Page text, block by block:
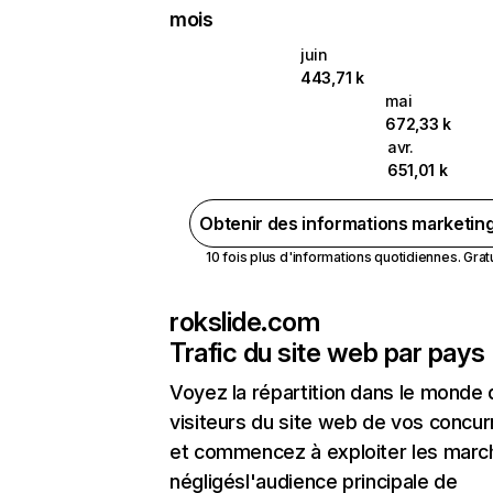
mois
juin
443,71 k
mai
672,33 k
avr.
651,01 k
Obtenir des informations
10 fois plus d'informations quotidiennes.
rokslide.com
Trafic du site web par pays
Voyez la répartition dans le monde
visiteurs du site web de vos
et commencez à exploiter les
négligésl'audience principale de